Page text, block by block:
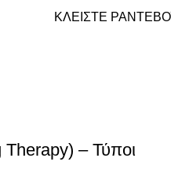
ΚΛΕΙΣΤΕ
Therapy) – Τύποι